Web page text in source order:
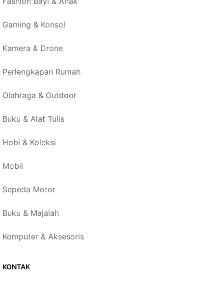
Gaming & Konsol
Kamera & Drone
Perlengkapan Rumah
Olahraga & Outdoor
Buku & Alat Tulis
Hobi & Koleksi
Mobil
Sepeda Motor
Buku & Majalah
Komputer & Aksesoris
KONTAK